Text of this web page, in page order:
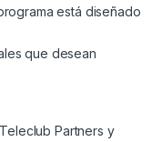
está diseñado
que desean
Partners y